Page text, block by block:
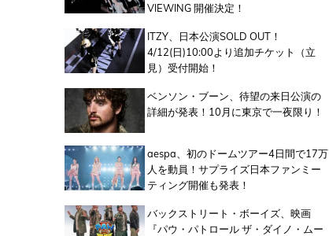
VIEWING 開催決定！
ITZY、日本公演SOLD OUT！
4/12(日)10:00より追加チケット（立
見）受付開始！
ベンソン・ブーン、待望の来日公演の
詳細が発表！10月に東京で一夜限り！
aespa、初のドームツアー4日間で17万
人を動員！サプライズ日本ファンミー
ティング開催も発表！
バックストリート・ボーイズ、映画
『パウ・パトロール ザ・ダイノ・ムー